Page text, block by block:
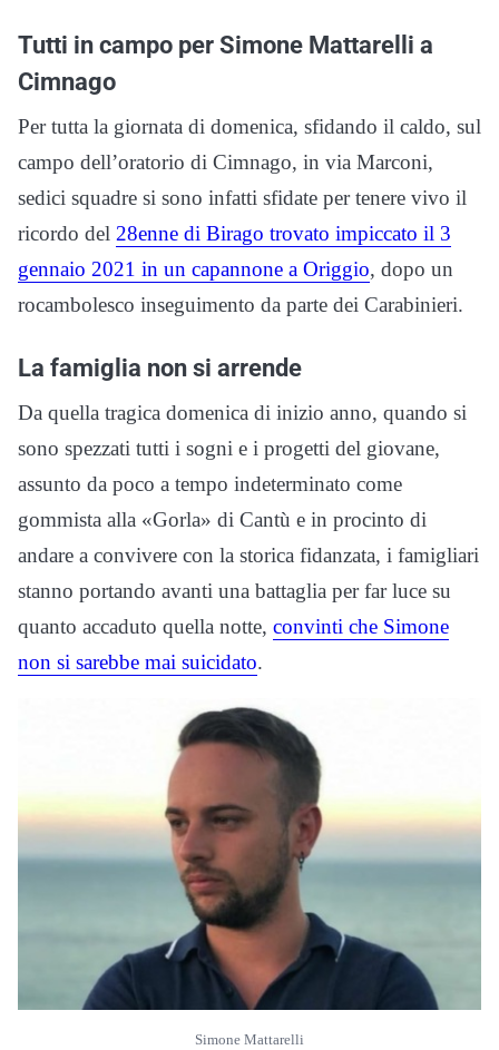
Tutti in campo per Simone Mattarelli a
Cimnago
Per tutta la giornata di domenica, sfidando il caldo, sul
campo dell’oratorio di Cimnago, in via Marconi,
sedici squadre si sono infatti sfidate per tenere vivo il
ricordo del 28enne di Birago trovato impiccato il 3
gennaio 2021 in un capannone a Origgio, dopo un
rocambolesco inseguimento da parte dei Carabinieri.
La famiglia non si arrende
Da quella tragica domenica di inizio anno, quando si
sono spezzati tutti i sogni e i progetti del giovane,
assunto da poco a tempo indeterminato come
gommista alla «Gorla» di Cantù e in procinto di
andare a convivere con la storica fidanzata, i famigliari
stanno portando avanti una battaglia per far luce su
quanto accaduto quella notte, convinti che Simone
non si sarebbe mai suicidato.
Simone Mattarelli